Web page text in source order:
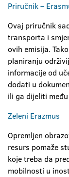
Priručnik –
Ovaj priručnik
transporta i
ovih emisija.
planiranju
informacije od
dodati u
ili ga dijeliti
Zeleni Erazmus
Opremljen
resurs pomaže
koje treba da
mobilnosti u